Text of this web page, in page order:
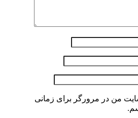
من در مرورگر برای زمانی